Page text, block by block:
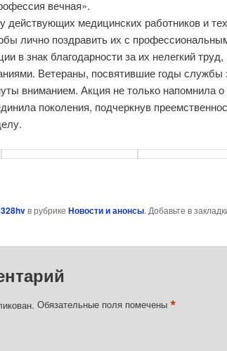
вечная».
действующих медицинских работников и
лично поздравить их с
в знак благодарности за их нелегкий
Ветераны, посвятившие годы службы
вниманием. Акция не только напомнила о
поколения, подчеркнув
в рубрике Новости и анонсы. Добавьте в
Обязательные поля помечены *